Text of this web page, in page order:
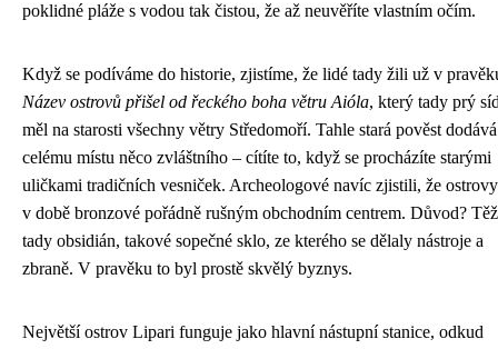
poklidné pláže s vodou tak čistou, že až neuvěříte vlastním očím.
Když se podíváme do historie, zjistíme, že lidé tady žili už v
Název ostrovů přišel od řeckého boha větru Aióla, který tady prý
měl na starosti všechny větry Středomoří. Tahle stará pověst dodává
celému místu něco zvláštního – cítíte to, když se procházíte starými
uličkami tradičních vesniček. Archeologové navíc zjistili, že
v době bronzové pořádně rušným obchodním centrem. Důvod?
tady obsidián, takové sopečné sklo, ze kterého se dělaly nástroje a
zbraně. V pravěku to byl prostě skvělý byznys.
Největší ostrov Lipari funguje jako hlavní nástupní stanice, odkud